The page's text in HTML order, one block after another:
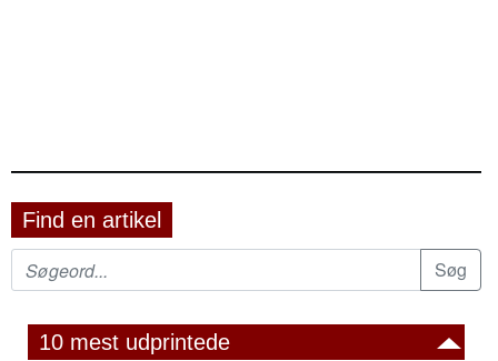
Find en artikel
10 mest udprintede